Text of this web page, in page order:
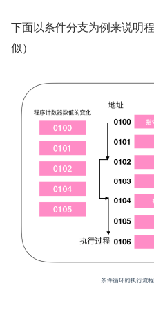
下面以条件分支为例来说明
似）